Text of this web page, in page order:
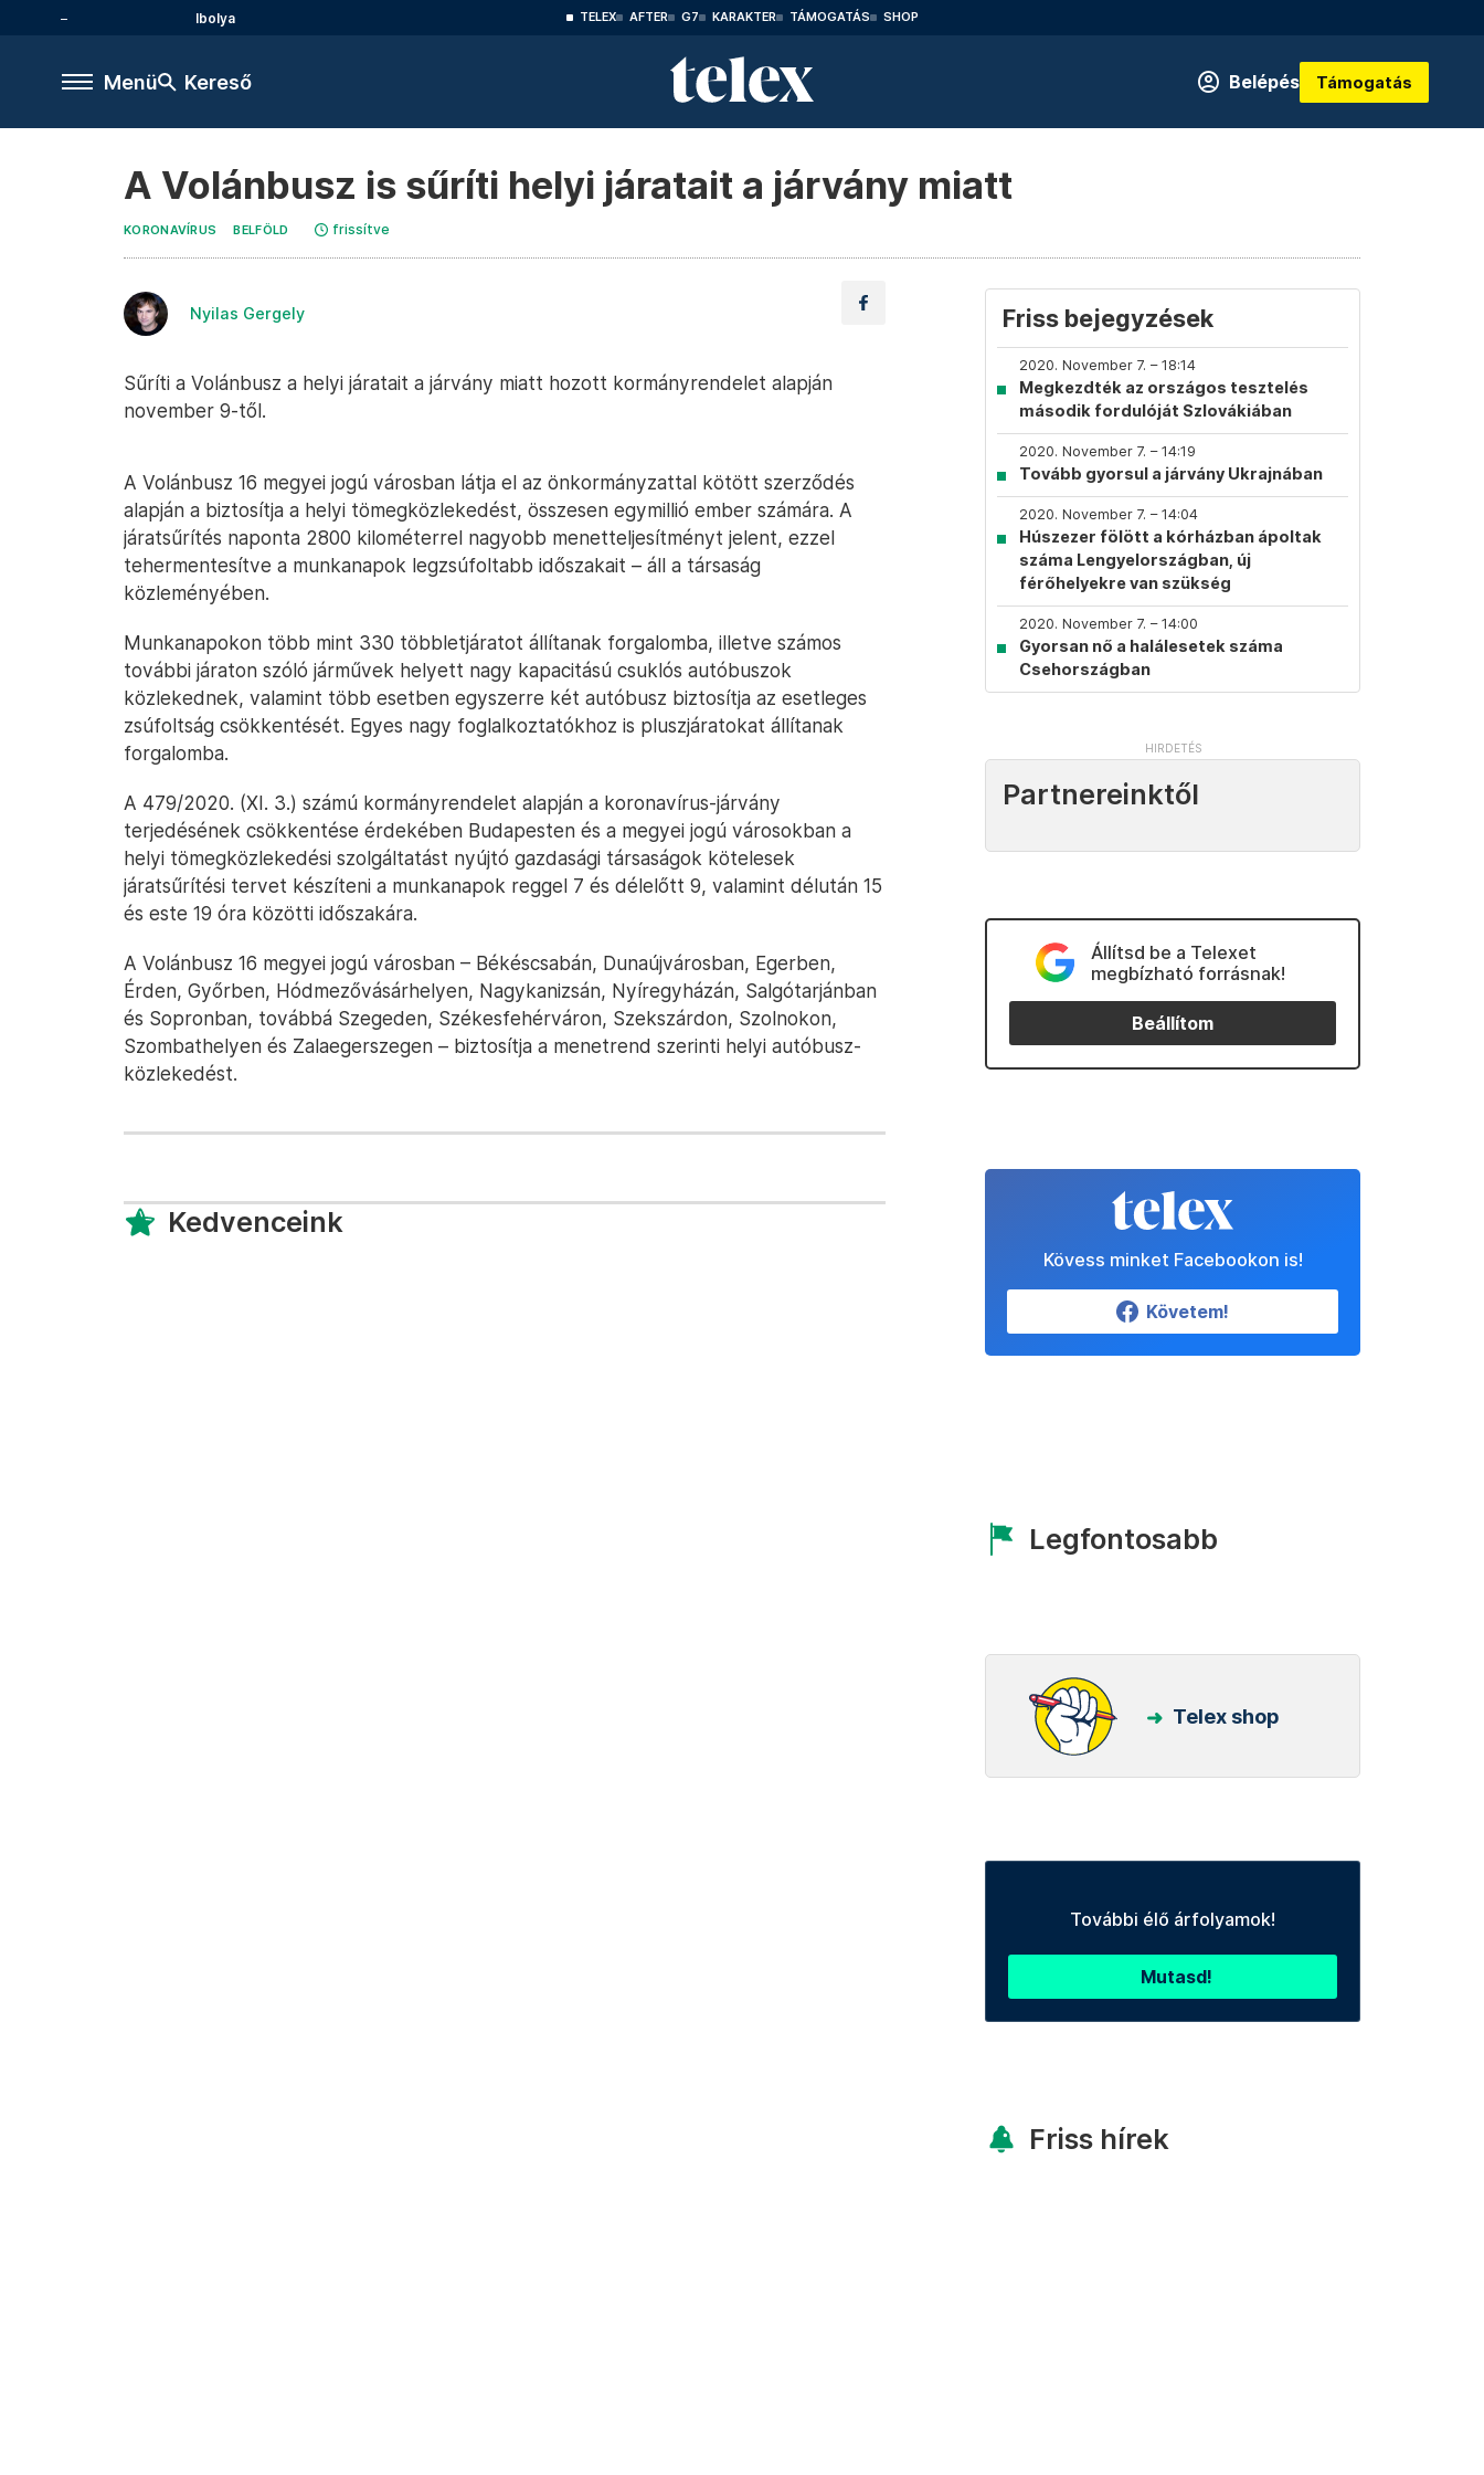
Ibolya TELEX AFTER G7 KARAKTER TÁMOGATÁS SHOP
Menü Kereső Belépés Támogatás
A Volánbusz is sűríti helyi járatait a járvány miatt
KORONAVÍRUS BELFÖLD frissítve
Nyilas Gergely
Sűríti a Volánbusz a helyi járatait a járvány miatt hozott kormányrendelet alapján
november 9-től.
A Volánbusz 16 megyei jogú városban látja el az önkormányzattal kötött szerződés
alapján a biztosítja a helyi tömegközlekedést, összesen egymillió ember számára. A
járatsűrítés naponta 2800 kilométerrel nagyobb menetteljesítményt jelent, ezzel
tehermentesítve a munkanapok legzsúfoltabb időszakait – áll a társaság
közleményében.
Munkanapokon több mint 330 többletjáratot állítanak forgalomba, illetve számos
további járaton szóló járművek helyett nagy kapacitású csuklós autóbuszok
közlekednek, valamint több esetben egyszerre két autóbusz biztosítja az esetleges
zsúfoltság csökkentését. Egyes nagy foglalkoztatókhoz is pluszjáratokat állítanak
forgalomba.
A 479/2020. (XI. 3.) számú kormányrendelet alapján a koronavírus-járvány
terjedésének csökkentése érdekében Budapesten és a megyei jogú városokban a
helyi tömegközlekedési szolgáltatást nyújtó gazdasági társaságok kötelesek
járatsűrítési tervet készíteni a munkanapok reggel 7 és délelőtt 9, valamint délután 15
és este 19 óra közötti időszakára.
A Volánbusz 16 megyei jogú városban – Békéscsabán, Dunaújvárosban, Egerben,
Érden, Győrben, Hódmezővásárhelyen, Nagykanizsán, Nyíregyházán, Salgótarjánban
és Sopronban, továbbá Szegeden, Székesfehérváron, Szekszárdon, Szolnokon,
Szombathelyen és Zalaegerszegen – biztosítja a menetrend szerinti helyi autóbusz-
közlekedést.
Kedvenceink
Friss bejegyzések
2020. November 7. – 18:14
Megkezdték az országos tesztelés
második fordulóját Szlovákiában
2020. November 7. – 14:19
Tovább gyorsul a járvány Ukrajnában
2020. November 7. – 14:04
Húszezer fölött a kórházban ápoltak
száma Lengyelországban, új
férőhelyekre van szükség
2020. November 7. – 14:00
Gyorsan nő a halálesetek száma
Csehországban
Partnereinktől
Állítsd be a Telexet
megbízható forrásnak!
Beállítom
Kövess minket Facebookon is!
Követem!
Legfontosabb
Telex shop
További élő árfolyamok!
Mutasd!
Friss hírek